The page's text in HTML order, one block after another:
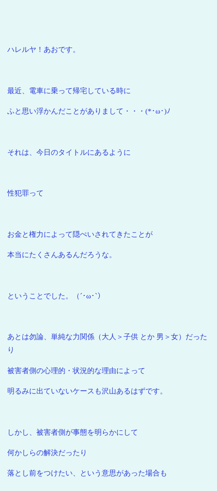
ハレルヤ！あおです。
最近、電車に乗って帰宅している時に
ふと思い浮かんだことがありまして・・・(*･ω･)ﾉ
それは、今日のタイトルにあるように
性犯罪って
お金と権力によって隠ぺいされてきたことが
本当にたくさんあるんだろうな。
ということでした。（´･ω･`）
あとは勿論、単純な力関係（大人＞子供 とか 男＞女）だった
り
被害者側の心理的・状況的な理由によって
明るみに出ていないケースも沢山あるはずです。
しかし、被害者側が事態を明らかにして
何かしらの解決だったり
落とし前をつけたい、という意思があった場合も